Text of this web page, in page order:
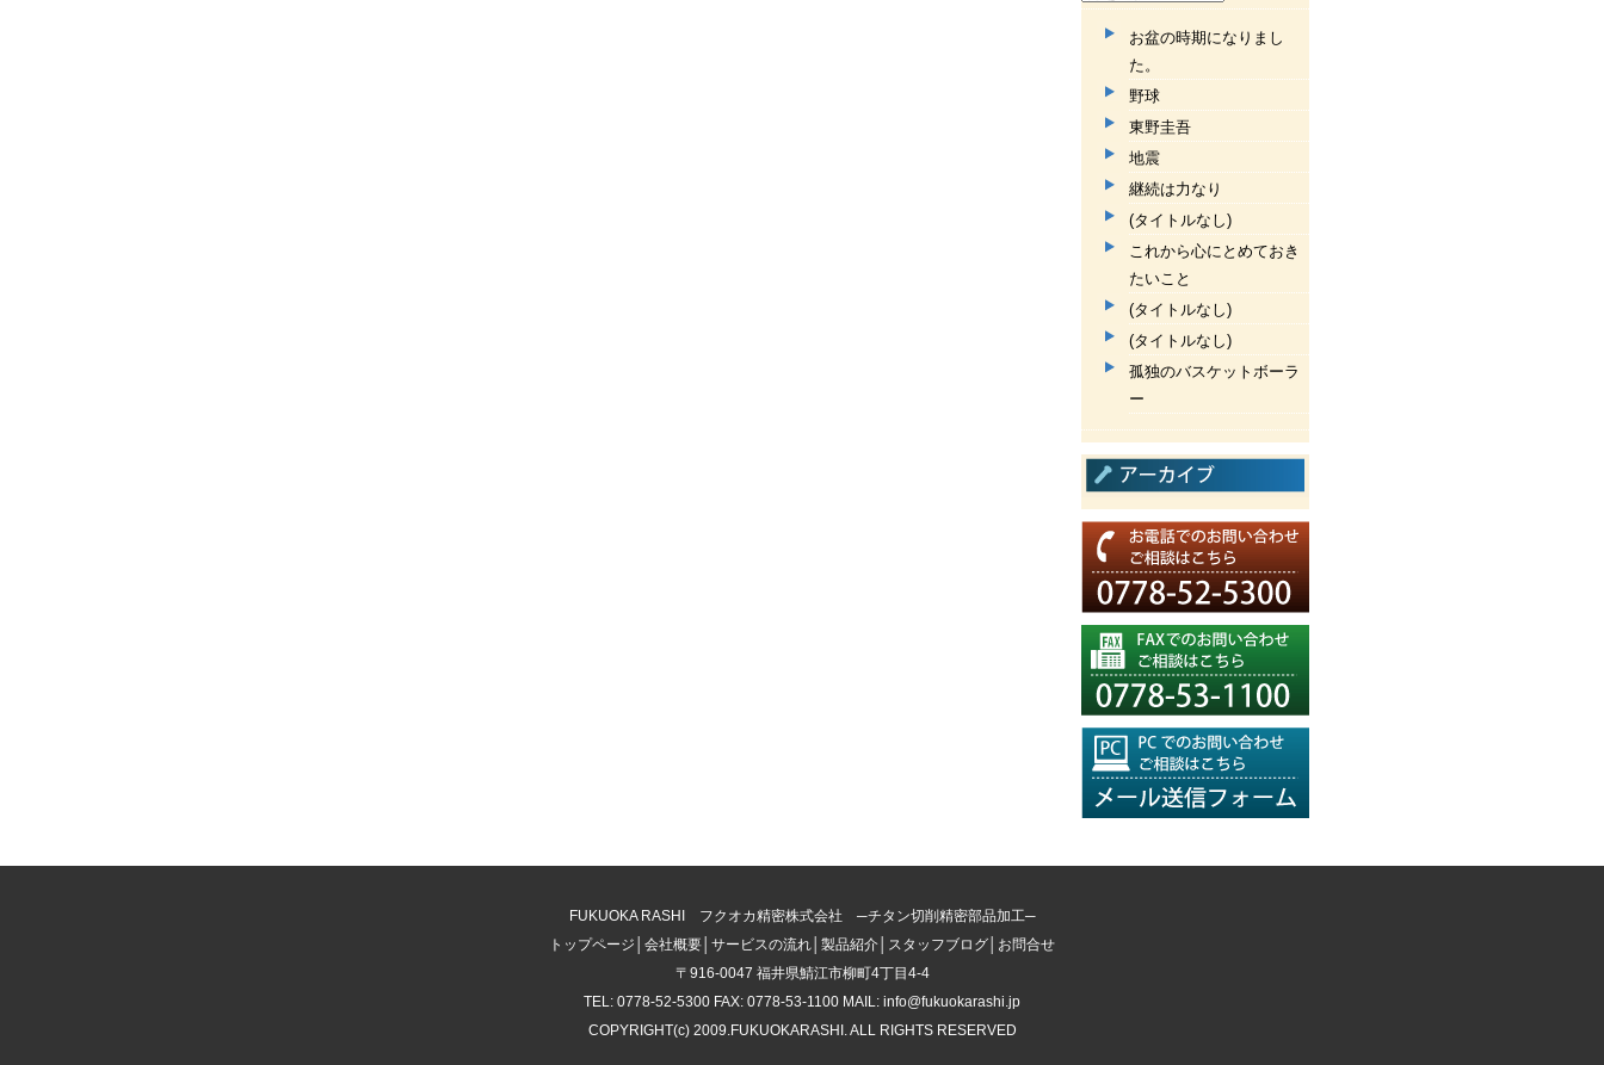
お盆の時期になりまし
た。
野球
東野圭吾
地震
継続は力なり
(タイトルなし)
これから心にとめておき
たいこと
(タイトルなし)
(タイトルなし)
孤独のバスケットボーラ
ー
FUKUOKA RASHI フクオカ精密株式会社 ─チタン切削精密部品加工─
トップページ
会社概要 サービスの流れ 製品紹介 スタッフブログ
お問合せ
〒916-0047 福井県鯖江市柳町4丁目4-4
TEL: 0778-52-5300 FAX: 0778-53-1100 MAIL: info@fukuokarashi.jp
COPYRIGHT(c) 2009.FUKUOKARASHI. ALL RIGHTS RESERVED